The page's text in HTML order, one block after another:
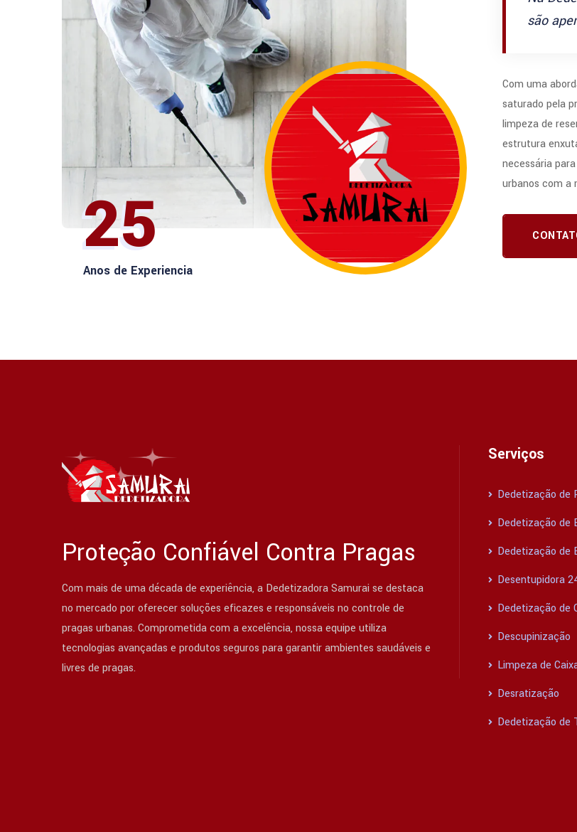
25
Anos de Experiencia
são
Com uma
saturado pela
limpeza de
estrutura
necessária
urbanos com a
Proteção Confiável Contra Pragas
Com mais de uma década de experiência, a Dedetizadora Samurai se destaca
no mercado por oferecer soluções eficazes e responsáveis no controle de
pragas urbanas. Comprometida com a excelência, nossa equipe utiliza
tecnologias avançadas e produtos seguros para garantir ambientes saudáveis e
livres de pragas.
Serviços
Dedetização de
Dedetização de
Dedetização de
Desentupidora
Dedetização de
Descupinização
Limpeza de
Desratização
Dedetização de